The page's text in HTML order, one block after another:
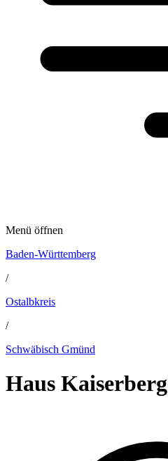
Menü öffnen
Baden-Württemberg
/
Ostalbkreis
/
Schwäbisch Gmünd
Haus